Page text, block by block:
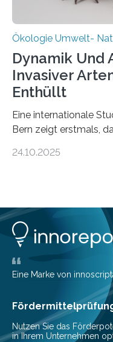
Ökologie Umwelt-
Dynamik Und
Invasiver
Enthüllt
Eine internationale
Bern zeigt erstmals,
Einige Auswirkungen,
des Nährstoffgehalts
zunehmender Dauer
Ergebnisse könnten
schnell gehandelt
kontinuierliche
Invasionen treten auf,
24.10.2025
Eine Marke von
Nutzen Sie das
in Ihrem Unternehmen